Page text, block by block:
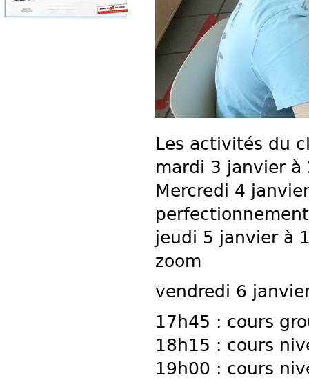
Les activités du
mardi 3 janvier à
Mercredi 4
jeudi 5 janvier à
zoom
vendredi 6
17h45 : cours
18h15 : cours
19h00 : cours